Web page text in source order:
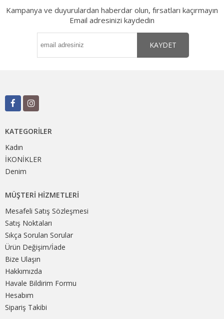
Kampanya ve duyurulardan haberdar olun, fırsatları kaçırmayın
Email adresinizi kaydedin
KAYDET
KATEGORILER
Kadın
İKONİKLER
Denim
MÜŞTERI HIZMETLERI
Mesafeli Satış Sözleşmesi
Satış Noktaları
Sıkça Sorulan Sorular
Ürün Değişim/İade
Bize Ulaşın
Hakkımızda
Havale Bildirim Formu
Hesabım
Sipariş Takibi